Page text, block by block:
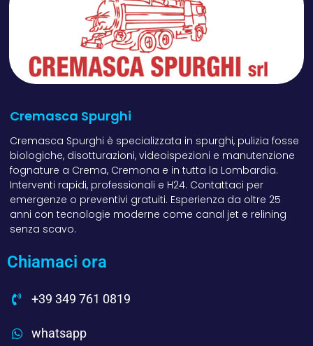
Cremasca Spurghi
Cremasca Spurghi è specializzata in spurghi, pulizia fosse
biologiche, disotturazioni, videoispezioni e manutenzione
fognature a Crema, Cremona e in tutta la Lombardia.
Interventi rapidi, professionali e H24. Contattaci per
emergenze o preventivi gratuiti. Esperienza da oltre 25
anni con tecnologie moderne come canal jet e relining
senza scavo.
Chiamaci ora
+39 349 761 0819
whatsapp